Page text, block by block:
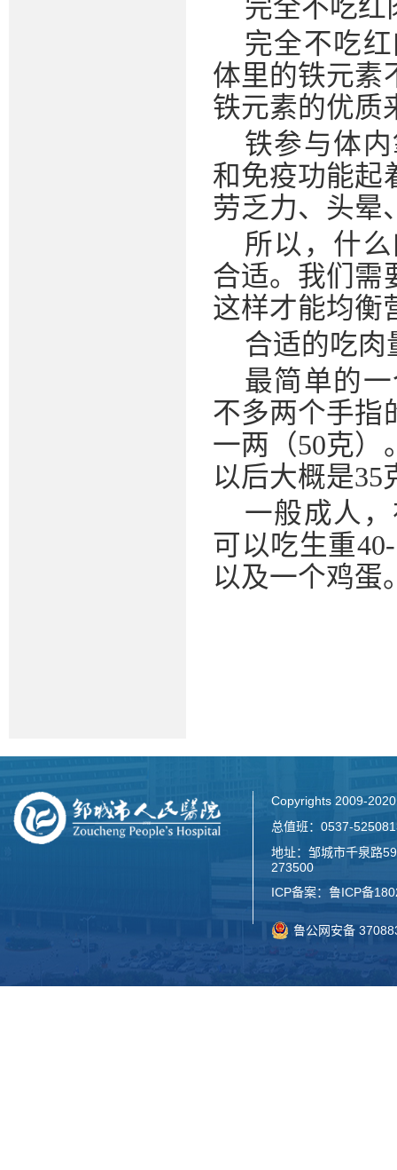
完全不吃红
完全不吃
体里的铁元素
铁元素的优质
铁参与体
和免疫功能起
劳乏力、头晕
所以，什
合适。我们需
这样才能均衡
合适的吃肉
最简单的
不多两个手指
一两（50克）
以后大概是35
一般成人
可以吃生重
以及一个鸡蛋
Copyrights 2009-
总值班：0537-
地址：邹城市千泉路
273500
ICP备案： 鲁ICP备
鲁公网安备